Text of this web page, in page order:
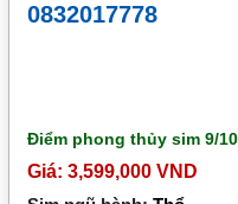
0832017778
Điểm phong thủy sim9/10
Giá: 3,599,000 VND